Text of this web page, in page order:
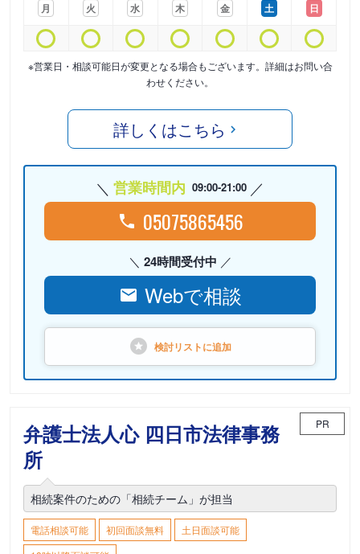
月
火
水
木
金
土
日
※営業日・相談可能日が変更となる場合もございます。詳細はお問い合
わせください。
詳しくはこちら
営業時間内 09:00-21:00
05075865456
24時間受付中
Webで相談
検討リストに追加
弁護士法人心 四日市法律事務
所
PR
相続案件のための「相続チーム」が担当
電話相談可能 初回面談無料
土日面談可能